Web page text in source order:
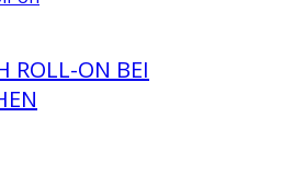
ROLL-ON BEI